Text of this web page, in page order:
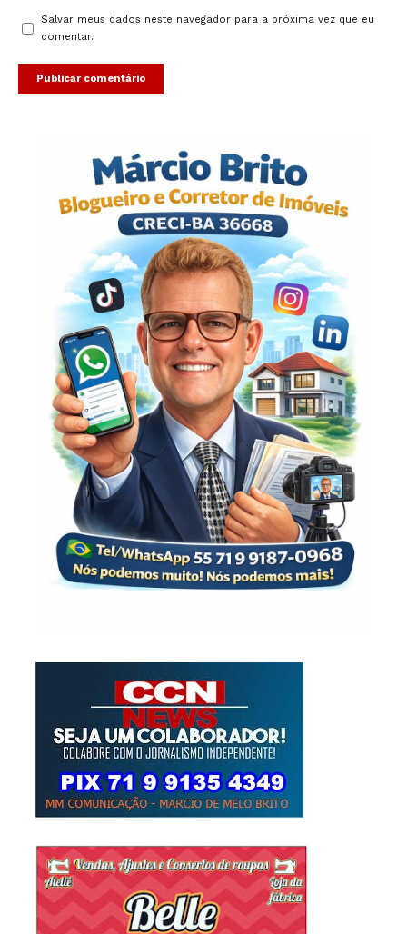
Salvar meus dados neste navegador para a próxima vez que eu
comentar.